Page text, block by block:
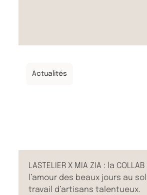
Actualités
LASTELIER X MIA ZIA : la
l’amour des beaux jours au
travail d’artisans talentueux.